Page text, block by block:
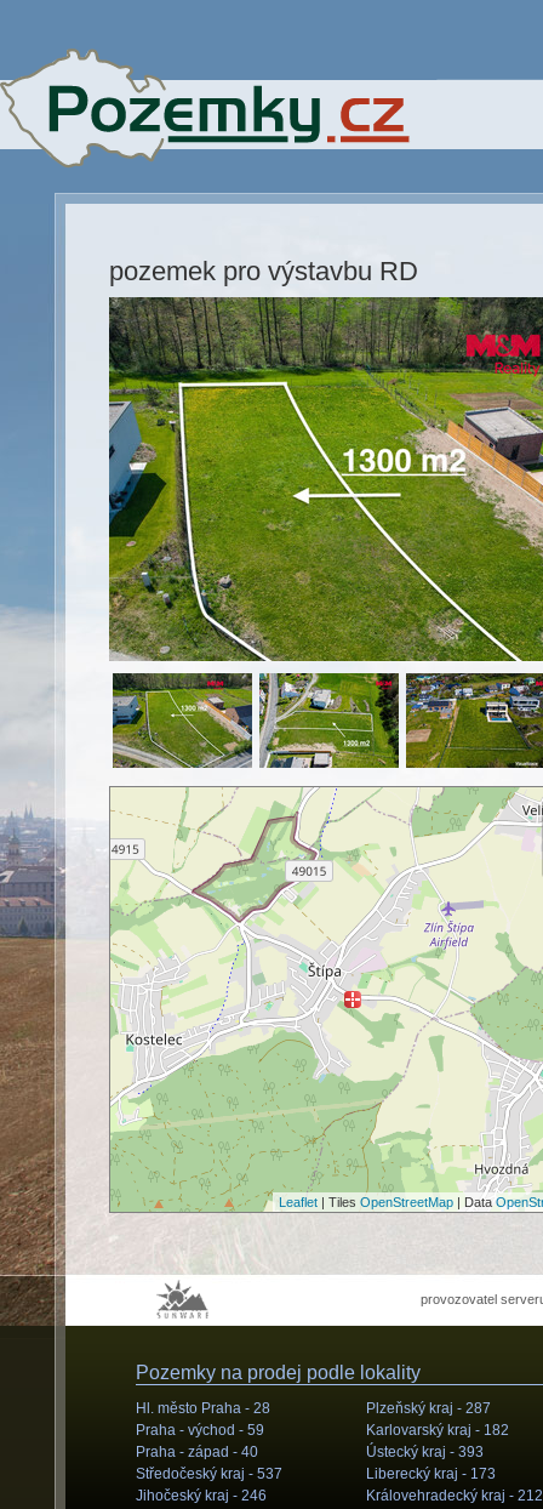
pozemek pro výstavbu RD
Leaflet | Tiles OpenStreetMap | Data
provozovatel
Pozemky na prodej podle lokality
Hl. město Praha - 28
Praha - východ - 59
Praha - západ - 40
Středočeský kraj - 537
Jihočeský kraj - 246
Plzeňský kraj - 287
Karlovarský kraj - 182
Ústecký kraj - 393
Liberecký kraj - 173
Královehradecký kraj - 212